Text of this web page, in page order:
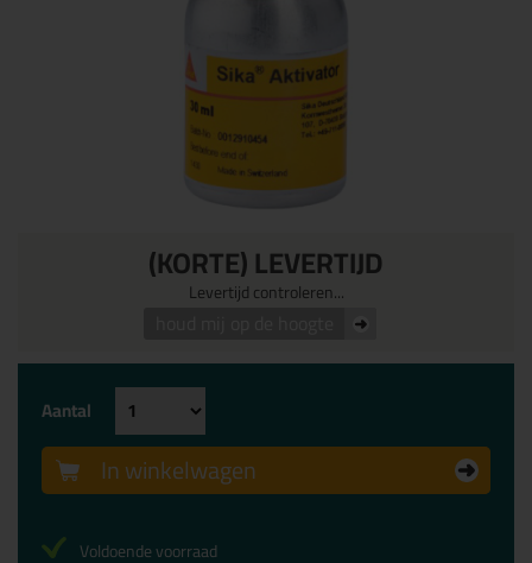
(KORTE) LEVERTIJD
Levertijd controleren...
Aantal
In winkelwagen
Voldoende voorraad